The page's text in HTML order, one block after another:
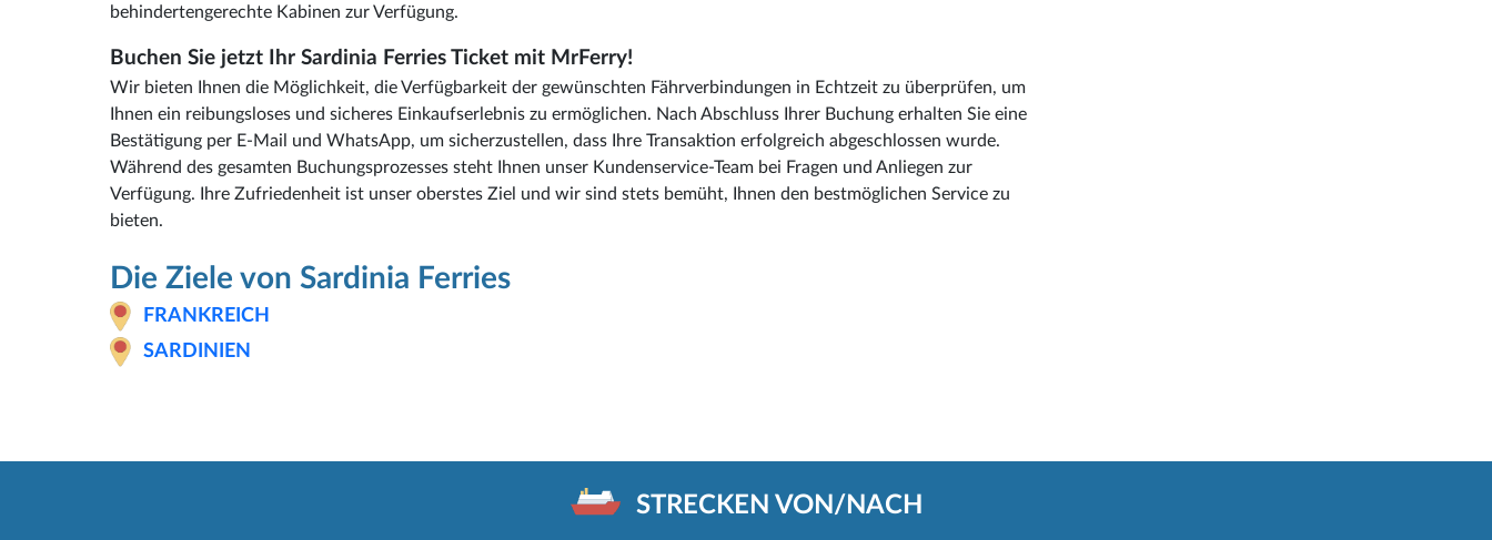
behindertengerechte Kabinen zur Verfügung.
Buchen Sie jetzt Ihr Sardinia Ferries Ticket mit MrFerry!
Wir bieten Ihnen die Möglichkeit, die Verfügbarkeit der gewünschten Fährverbindungen in Echtzeit zu überprüfen, um
Ihnen ein reibungsloses und sicheres Einkaufserlebnis zu ermöglichen. Nach Abschluss Ihrer Buchung erhalten Sie eine
Bestätigung per E-Mail und WhatsApp, um sicherzustellen, dass Ihre Transaktion erfolgreich abgeschlossen wurde.
Während des gesamten Buchungsprozesses steht Ihnen unser Kundenservice-Team bei Fragen und Anliegen zur
Verfügung. Ihre Zufriedenheit ist unser oberstes Ziel und wir sind stets bemüht, Ihnen den bestmöglichen Service zu
bieten.
Die Ziele von Sardinia Ferries
FRANKREICH
SARDINIEN
STRECKEN VON/NACH